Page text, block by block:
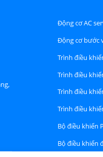
Động cơ AC
Động cơ bước
Trình điều
bước Hybird
Trình điều
servo
Trình điều
servo DC
Trình điều
RS485 hoặc
Ethercat Bus
Bộ điều khiển
Bộ điều khiển